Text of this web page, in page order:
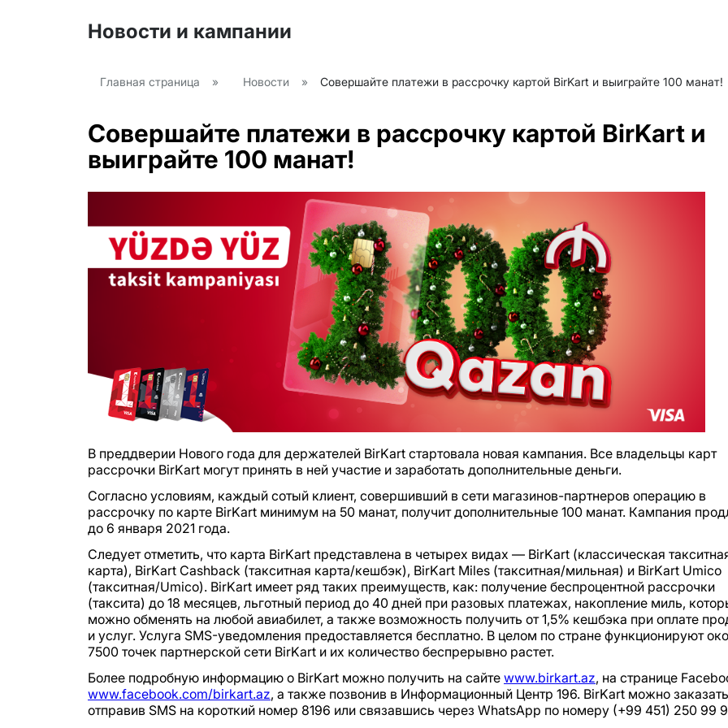
Новости и кампании
Главная страница » Новости » Совершайте платежи в рассрочку картой BirKart и выиграйте 100 манат!
Совершайте платежи в рассрочку картой BirKart и
выиграйте 100 манат!
В преддверии Нового года для держателей BirKart стартовала новая кампания. Все владельцы карт
рассрочки BirKart могут принять в ней участие и заработать дополнительные деньги.
Согласно условиям, каждый сотый клиент, совершивший в сети магазинов-партнеров операцию в
рассрочку по карте BirKart минимум на 50 манат, получит дополнительные 100 манат. Кампания
до 6 января 2021 года.
Следует отметить, что карта BirKart представлена в четырех видах — BirKart (классическая
карта), BirKart Cashback (такситная карта/кешбэк), BirKart Miles (такситная/мильная) и BirKart Umico
(такситная/Umico). BirKart имеет ряд таких преимуществ, как: получение беспроцентной рассрочки
(таксита) до 18 месяцев, льготный период до 40 дней при разовых платежах, накопление миль,
можно обменять на любой авиабилет, а также возможность получить от 1,5% кешбэка при оплате
и услуг. Услуга SMS-уведомления предоставляется бесплатно. В целом по стране функционируют
7500 точек партнерской сети BirKart и их количество беспрерывно растет.
Более подробную информацию о BirKart можно получить на сайте www.birkart.az, на странице
www.facebook.com/birkart.az, а также позвонив в Информационный Центр 196. BirKart можно
отправив SMS на короткий номер 8196 или связавшись через WhatsApp по номеру (+99 451) 250 99